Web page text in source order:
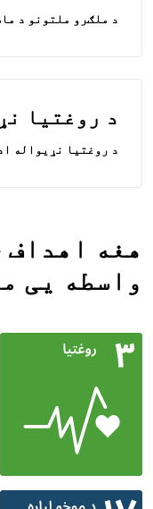
د ملګرو ملتونو د
د روغتیا
د روغتیا نړیواله
هغه اهداف
واسطه یی